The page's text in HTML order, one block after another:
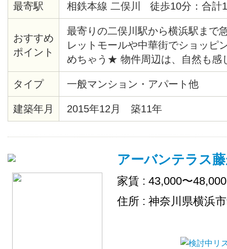
最寄駅 相鉄本線 二俣川 徒歩10分：合計
おすすめ
ポイント
最寄りの二俣川駅から横浜駅まで
レットモールや中華街でショッピ
めちゃう★ 物件周辺は、自然も感
宅街になっています♪ 各お部屋に
庫・テレビ・デスク・チェアが設
ペーパーや食器洗剤などの消耗品
充致します。
タイプ 一般マンション・アパート他
建築年月 2015年12月 築11年
アーバンテラス
家賃 : 43,000〜
住所 : 神奈川県横浜